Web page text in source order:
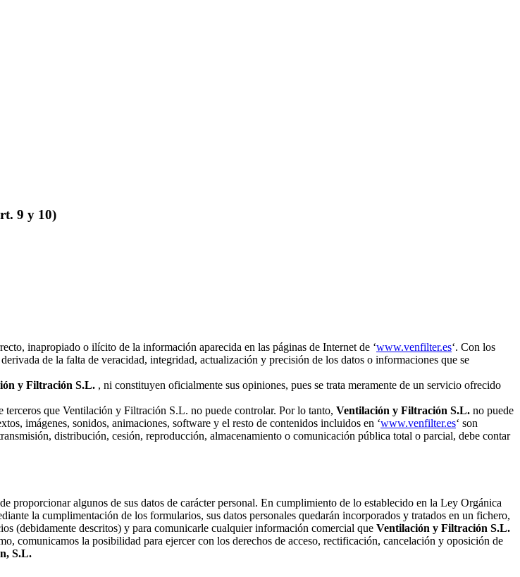
9 y 10)
inapropiado o ilícito de la información aparecida en las páginas de Internet de ‘www.venfilter.es‘. Con los
de la falta de veracidad, integridad, actualización y precisión de los datos o informaciones que se
y Filtración S.L. , ni constituyen oficialmente sus opiniones, pues se trata meramente de un servicio ofrecido
terceros que Ventilación y Filtración S.L. no puede controlar. Por lo tanto, Ventilación y Filtración S.L. no puede
imágenes, sonidos, animaciones, software y el resto de contenidos incluidos en ‘www.venfilter.es‘ son
distribución, cesión, reproducción, almacenamiento o comunicación pública total o parcial, debe contar
proporcionar algunos de sus datos de carácter personal. En cumplimiento de lo establecido en la Ley Orgánica
la cumplimentación de los formularios, sus datos personales quedarán incorporados y tratados en un fichero,
(debidamente descritos) y para comunicarle cualquier información comercial que Ventilación y Filtración S.L.
comunicamos la posibilidad para ejercer con los derechos de acceso, rectificación, cancelación y oposición de
S.L.